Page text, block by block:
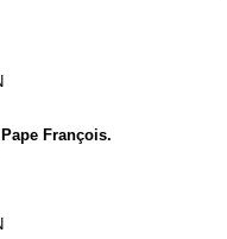
François.